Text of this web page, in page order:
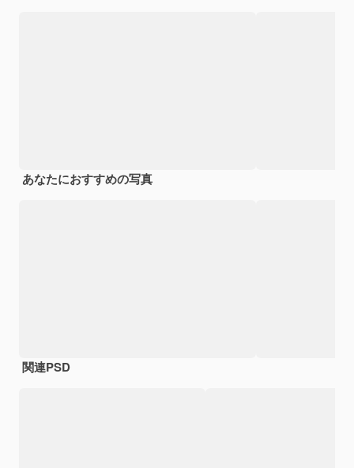
あなたにおすすめの写真
関連PSD